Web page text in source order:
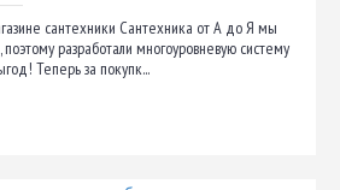
сантехники Сантехника от А до Я мы
разработали многоуровневую систему
Теперь за покупк...